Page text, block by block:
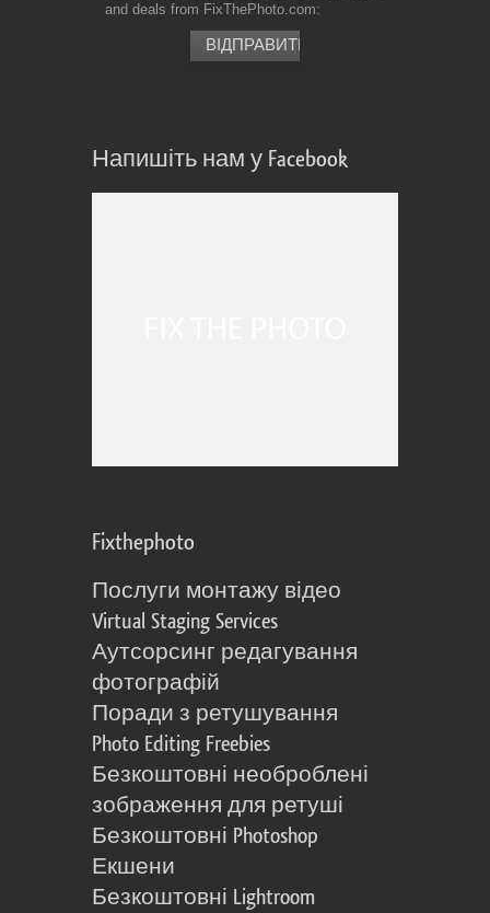
and deals from FixThePhoto.com
Напишіть нам у Facebook
Fixthephoto
Послуги монтажу відео
Virtual Staging Services
Аутсорсинг редагування
фотографій
Поради з ретушування
Photo Editing Freebies
Безкоштовні необроблені
зображення для ретуші
Безкоштовні Photoshop
Екшени
Безкоштовні Lightroom